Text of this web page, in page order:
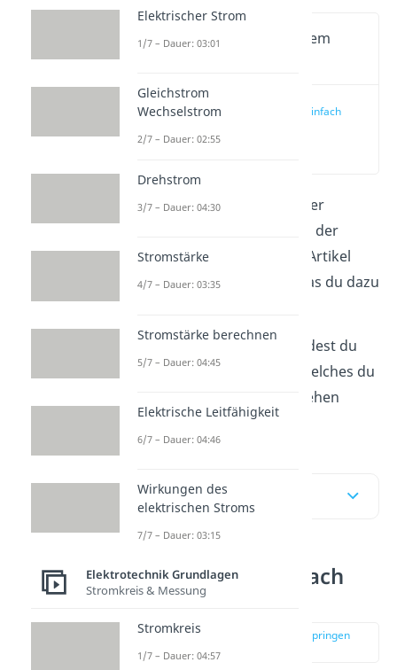
Wichtige Inhalte in diesem
Lorentzkraft einfach
DieLorentzkraft
ist eine der
grundlegendsten Kräfte in der
Elektrotechnik. In diesem Artikel
lernst du alles wichtige, was du dazu
Den kompletten Inhalt findest du
auch in unserem
, welches du
dir gerne stattdessen ansehen
kannst.
Inhaltsübersicht
Lorentzkraft einfach
erklärt
zur Stelle im Video springen
(00:09)
Elektrischer Strom
1/7 – Dauer: 03:01
Gleichstrom
Wechselstrom
2/7 – Dauer: 02:55
Drehstrom
3/7 – Dauer: 04:30
Stromstärke
4/7 – Dauer: 03:35
Stromstärke berechnen
5/7 – Dauer: 04:45
Elektrische Leitfähigkeit
6/7 – Dauer: 04:46
Wirkungen des
elektrischen Stroms
7/7 – Dauer: 03:15
Elektrotechnik Grundlagen
Stromkreis & Messung
Stromkreis
1/7 – Dauer: 04:57